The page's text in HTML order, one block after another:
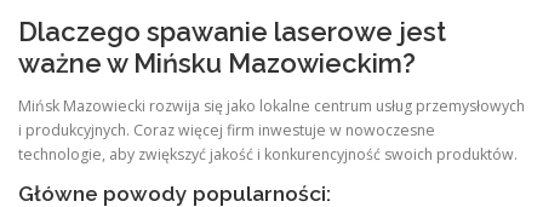
Dlaczego spawanie laserowe jest
ważne w Mińsku Mazowieckim?
Mińsk Mazowiecki rozwija się jako lokalne centrum usług przemysłowych
i produkcyjnych. Coraz więcej firm inwestuje w nowoczesne
technologie, aby zwiększyć jakość i konkurencyjność swoich produktów.
Główne powody popularności: